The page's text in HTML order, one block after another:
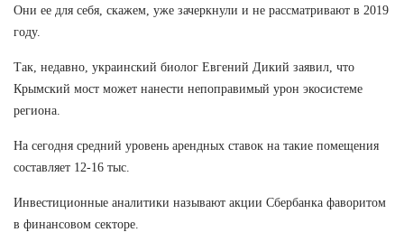
Они ее для себя, скажем, уже зачеркнули и не рассматривают в 2019
году.
Так, недавно, украинский биолог Евгений Дикий заявил, что
Крымский мост может нанести непоправимый урон экосистеме
региона.
На сегодня средний уровень арендных ставок на такие помещения
составляет 12-16 тыс.
Инвестиционные аналитики называют акции Сбербанка фаворитом
в финансовом секторе.